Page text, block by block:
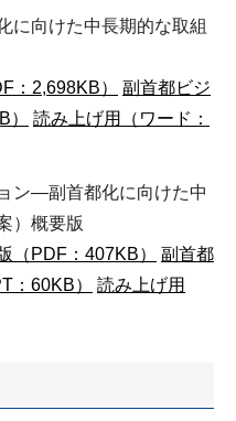
に向けた中長期的な取組
：2,698KB）
副首都ビジ
読み上げ用（ワード：
ン―副首都化に向けた中
）概要版
（PDF：407KB）
副首都
：60KB）
読み上げ用